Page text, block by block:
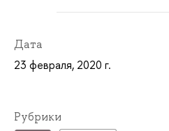
Дата
23 февраля, 2020 г.
Рубрики